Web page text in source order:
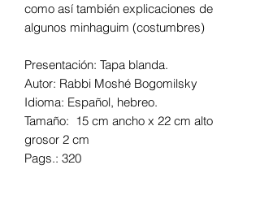
como así también explicaciones de
algunos minhaguim (costumbres)
Presentación: Tapa blanda.
Autor: Rabbi Moshé Bogomilsky
Idioma: Español, hebreo.
Tamaño: 15 cm ancho x 22 cm alto
grosor 2 cm
Pags.: 320